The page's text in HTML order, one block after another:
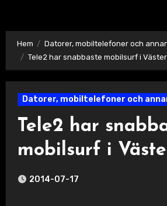
Hem
Datorer, mobiltelefoner och
Tele2 har snabbaste mobilsurf i
Datorer, mobiltelefoner och
Tele2 har
mobilsurf i
2014-07-17